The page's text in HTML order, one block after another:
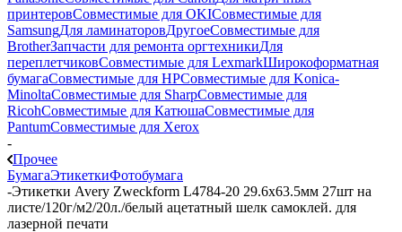
принтеровСовместимые для OKIСовместимые для
SamsungДля ламинаторовДругоеСовместимые для
BrotherЗапчасти для ремонта оргтехникиДля
переплетчиковСовместимые для LexmarkШирокоформатная
бумагаСовместимые для HPСовместимые для Konica-
MinoltaСовместимые для SharpСовместимые для
RicohСовместимые для КатюшаСовместимые для
PantumСовместимые для Xerox
-
Прочее
БумагаЭтикеткиФотобумага
-Этикетки Avery Zweckform L4784-20 29.6x63.5мм 27шт на
листе/120г/м2/20л./белый ацетатный шелк самоклей. для
лазерной печати